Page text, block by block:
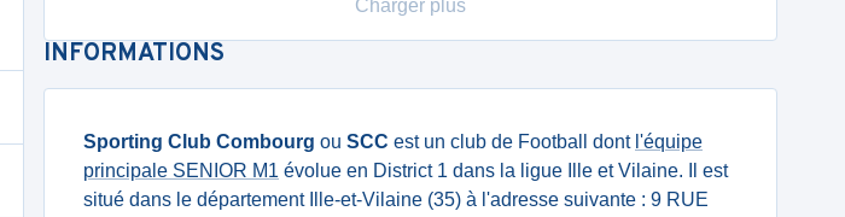
Charger plus
INFORMATIONS
Sporting Club Combourg ou SCC est un club de Football dont l'équipe
principale SENIOR M1 évolue en District 1 dans la ligue Ille et Vilaine. Il est
situé dans le département Ille-et-Vilaine (35) à l'adresse suivante : 9 RUE